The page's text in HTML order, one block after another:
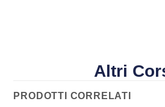
Altri
PRODOTTI CORRELATI